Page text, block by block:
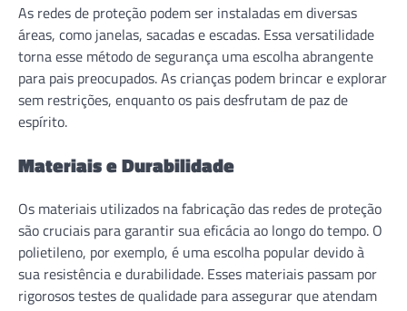
As redes de proteção podem ser instaladas em diversas
áreas, como janelas, sacadas e escadas. Essa versatilidade
torna esse método de segurança uma escolha abrangente
para pais preocupados. As crianças podem brincar e explorar
sem restrições, enquanto os pais desfrutam de paz de
espírito.
Materiais e Durabilidade
Os materiais utilizados na fabricação das redes de proteção
são cruciais para garantir sua eficácia ao longo do tempo. O
polietileno, por exemplo, é uma escolha popular devido à
sua resistência e durabilidade. Esses materiais passam por
rigorosos testes de qualidade para assegurar que atendam